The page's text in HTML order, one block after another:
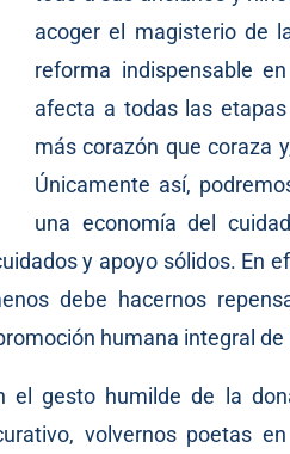
acoger el magisterio de
reforma indispensable
afecta a todas las
más corazón que coraza
Únicamente así,
una economía del
y apoyo sólidos. En
debe hacernos
humana integral de
el gesto humilde de la
volvernos poetas